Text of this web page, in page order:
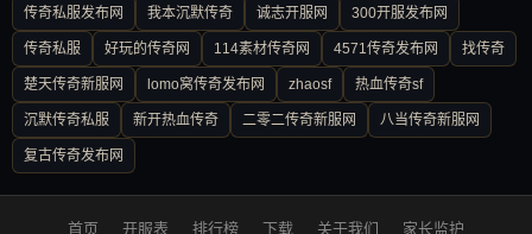
传奇私服发布网 我本沉默传奇 诚志开服网 300开服发布网
传奇私服 好玩的传奇网 114素材传奇网 4571传奇发布网 找传奇
楚天传奇新服网 lomo窝传奇发布网 zhaosf 热血传奇sf
沉默传奇私服 新开热血传奇 二零二传奇新服网 八当传奇新服网
复古传奇发布网
首页 开服表 排行榜 下载 关于我们 家长监护